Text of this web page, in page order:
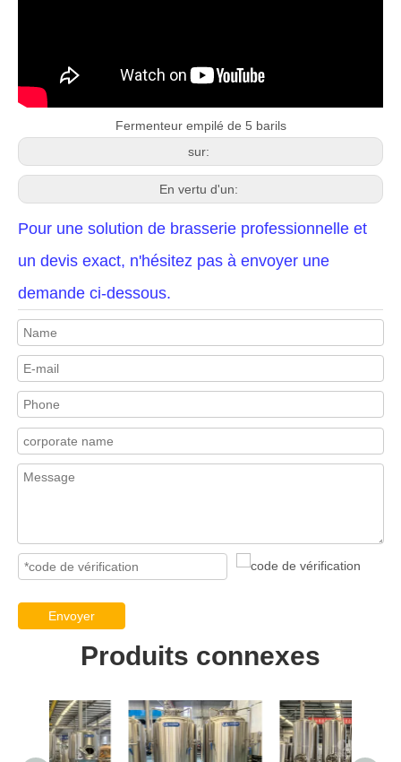
Fermenteur empilé de 5 barils
sur:
En vertu d'un:
Pour une solution de brasserie professionnelle et
un devis exact, n'hésitez pas à envoyer une
demande ci-dessous.
Envoyer
Produits connexes